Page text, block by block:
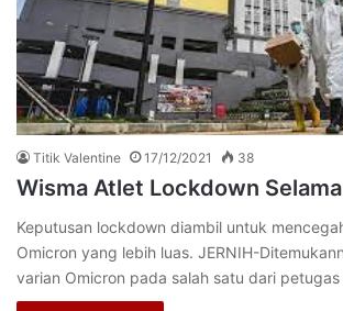
Titik Valentine 17/12/2021 38
Wisma Atlet Lockdown
Keputusan lockdown diambil untuk
Omicron yang lebih luas. JERNIH-
varian Omicron pada salah satu dari